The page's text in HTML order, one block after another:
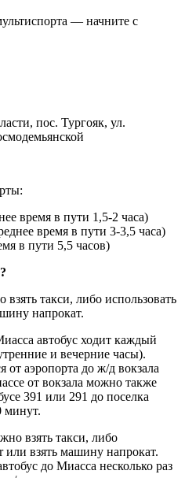
— начните с
пос. Тургояк, ул.
время в пути 1,5-2 часа)
время в пути 3-3,5 часа)
в пути 5,5 часов)
такси, либо использовать
напрокат.
автобус ходит каждый
и вечерние часы).
от аэропорта до ж/д вокзала
от вокзала можно также
391 или 291 до поселка
минут.
взять такси, либо
или взять машину напрокат.
до Миасса несколько раз